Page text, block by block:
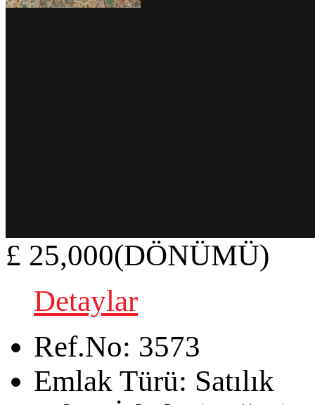
£ 25,000(DÖNÜMÜ)
Detaylar
Ref.No: 3573
Emlak Türü: Satılık